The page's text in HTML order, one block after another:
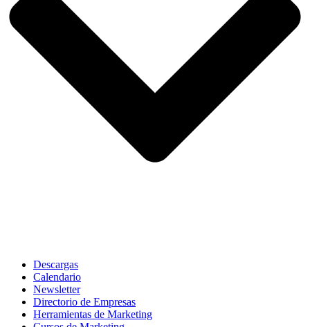
Descargas
Calendario
Newsletter
Directorio de Empresas
Herramientas de Marketing